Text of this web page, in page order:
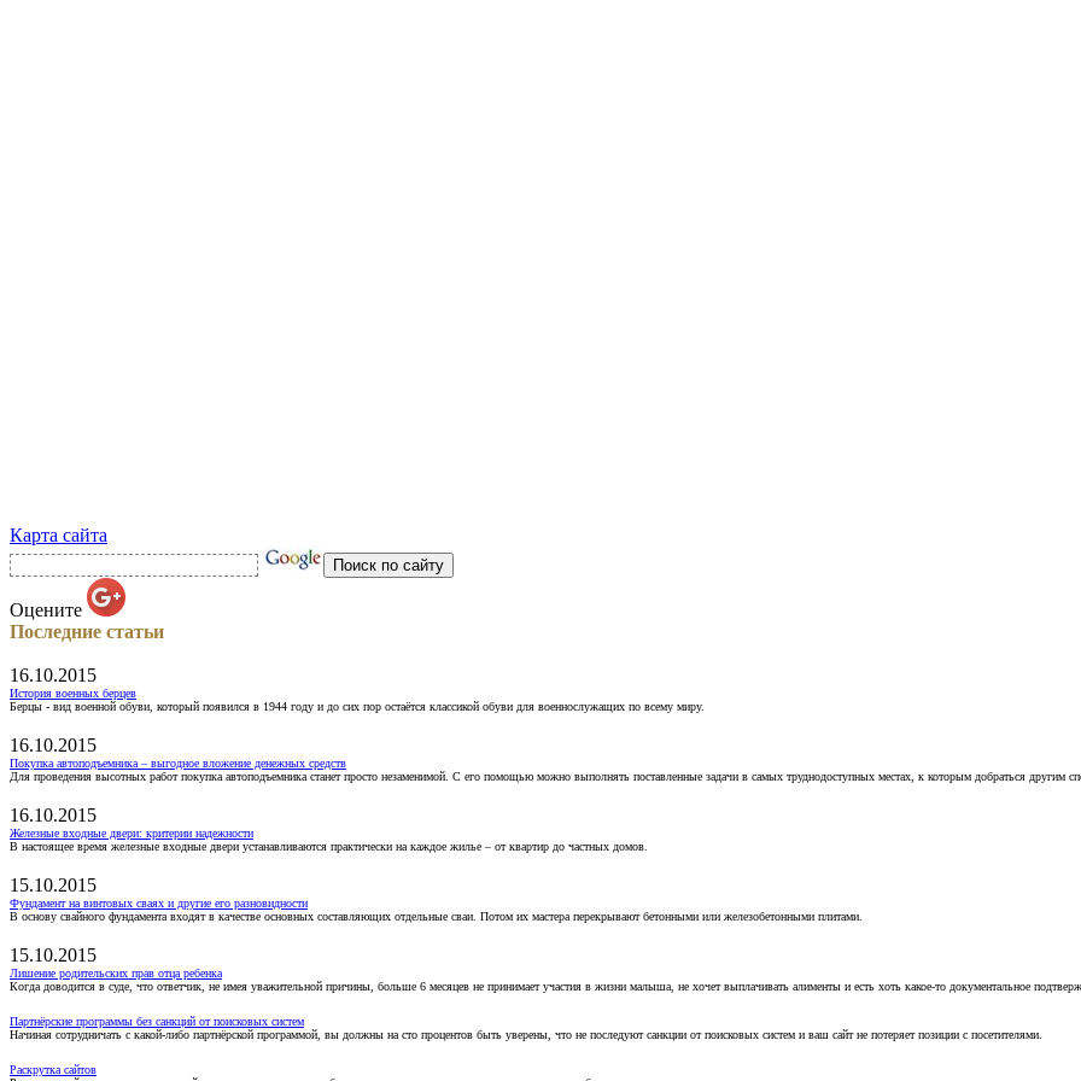
Карта сайта
Оцените
Последние статьи
16.10.2015
История военных берцев
Берцы - вид военной обуви, который появился в 1944 году и до сих пор остаётся классикой обуви для военнослужащих по всему миру.
16.10.2015
Покупка автоподъемника – выгодное вложение денежных средств
Для проведения высотных работ покупка автоподъемника станет просто незаменимой. С его помощью можно выполнять поставленные задачи в самых труднодоступных местах, к которым добраться другим
16.10.2015
Железные входные двери: критерии надежности
В настоящее время железные входные двери устанавливаются практически на каждое жилье – от квартир до частных домов.
15.10.2015
Фундамент на винтовых сваях и другие его разновидности
В основу свайного фундамента входят в качестве основных составляющих отдельные сваи. Потом их мастера перекрывают бетонными или железобетонными плитами.
15.10.2015
Лишение родительских прав отца ребенка
Когда доводится в суде, что ответчик, не имея уважительной причины, больше 6 месяцев не принимает участия в жизни малыша, не хочет выплачивать алименты и есть хоть какое-то документальное
Партнёрские программы без санкций от поисковых систем
Начиная сотрудничать с какой-либо партнёрской программой, вы должны на сто процентов быть уверены, что не последуют санкции от поисковых систем и ваш сайт не потеряет позиции с посетителями.
Раскрутка сайтов